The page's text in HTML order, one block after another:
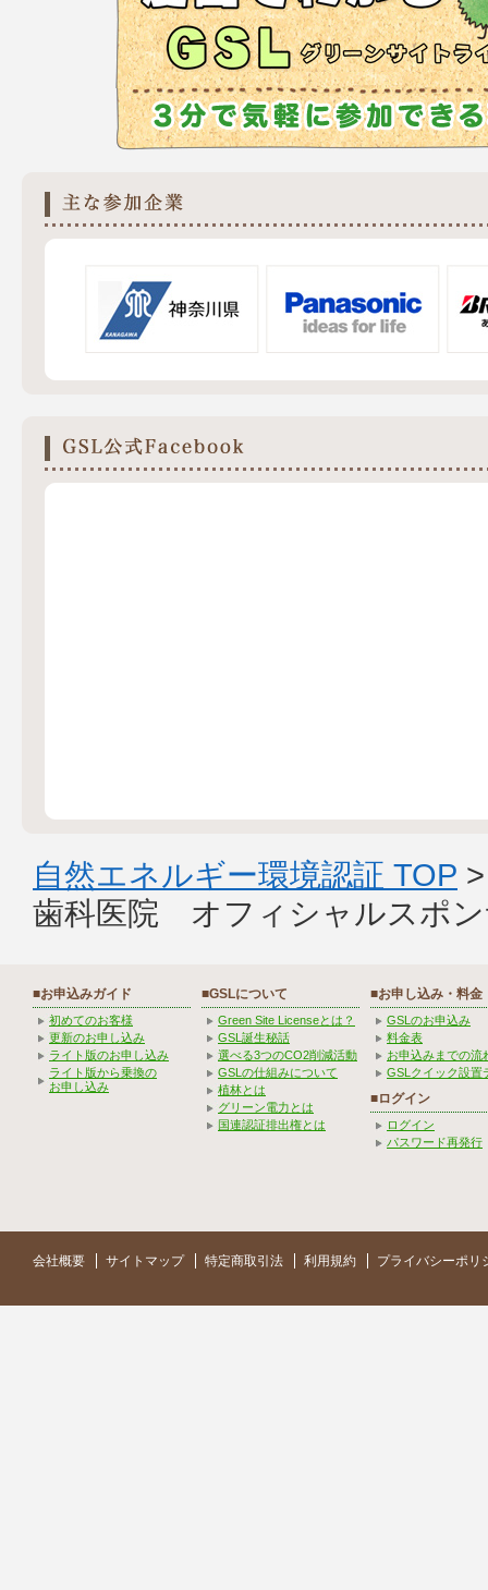
自然エネルギー環境認証 TOP
歯科医院 オフィシャルスポン
■お申込みガイド
初めてのお客様
更新のお申し込み
ライト版のお申し込み
ライト版から乗換の
お申し込み
■GSLについて
Green Site Licenseとは？
GSL誕生秘話
選べる3つのCO2削減活動
GSLの仕組みについて
植林とは
グリーン電力とは
国連認証排出権とは
■お申し込み・料金
GSLのお申込み
料金表
お申込みまでの流
GSLクイック設置
■ログイン
ログイン
パスワード再発行
会社概要 サイトマップ 特定商取引法 利用規約 プライバシーポリ